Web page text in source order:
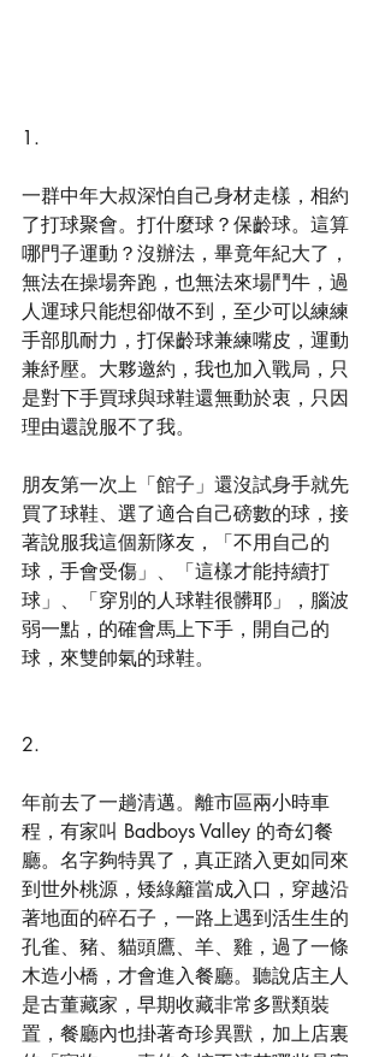
1.
一群中年大叔深怕自己身材走樣，相約
了打球聚會。打什麼球？保齡球。這算
哪門子運動？沒辦法，畢竟年紀大了，
無法在操場奔跑，也無法來場鬥牛，過
人運球只能想卻做不到，至少可以練練
手部肌耐力，打保齡球兼練嘴皮，運動
兼紓壓。大夥邀約，我也加入戰局，只
是對下手買球與球鞋還無動於衷，只因
理由還說服不了我。
朋友第一次上「館子」還沒試身手就先
買了球鞋、選了適合自己磅數的球，接
著說服我這個新隊友，「不用自己的
球，手會受傷」、「這樣才能持續打
球」、「穿別的人球鞋很髒耶」，腦波
弱一點，的確會馬上下手，開自己的
球，來雙帥氣的球鞋。
2.
年前去了一趟清邁。離市區兩小時車
程，有家叫 Badboys Valley 的奇幻餐
廳。名字夠特異了，真正踏入更如同來
到世外桃源，矮綠籬當成入口，穿越沿
著地面的碎石子，一路上遇到活生生的
孔雀、豬、貓頭鷹、羊、雞，過了一條
木造小橋，才會進入餐廳。聽說店主人
是古董藏家，早期收藏非常多獸類裝
置，餐廳內也掛著奇珍異獸，加上店裏